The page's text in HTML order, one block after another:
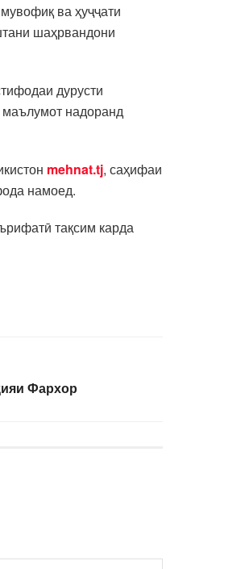
ва ҳуҷҷати
шаҳрвандони
дурусти
маълумот надоранд
mehnat.tj, саҳифаи
намоед.
тақсим карда
Фархор